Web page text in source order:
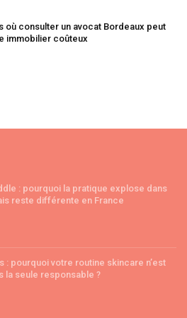
où consulter un avocat Bordeaux peut
immobilier coûteux
: pourquoi la pratique explose dans
reste différente en France
: pourquoi votre routine skincare n’est
la seule responsable ?